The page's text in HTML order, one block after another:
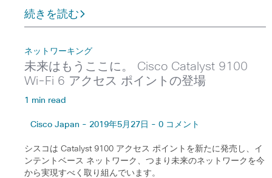
続きを読む
ネットワーキング
未来はもうここに。 Cisco Catalyst 9100
Wi-Fi 6 アクセス ポイントの登場
1 min read
Cisco Japan - 2019年5月27日 - 0 コメント
シスコは Catalyst 9100 アクセス ポイントを新たに発売し、イ
ンテントベース ネットワーク、つまり未来のネットワークを今
から実現すべく取り組んでいます。